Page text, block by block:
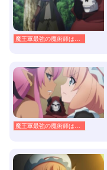
魔王軍最強の魔術師は人間だった